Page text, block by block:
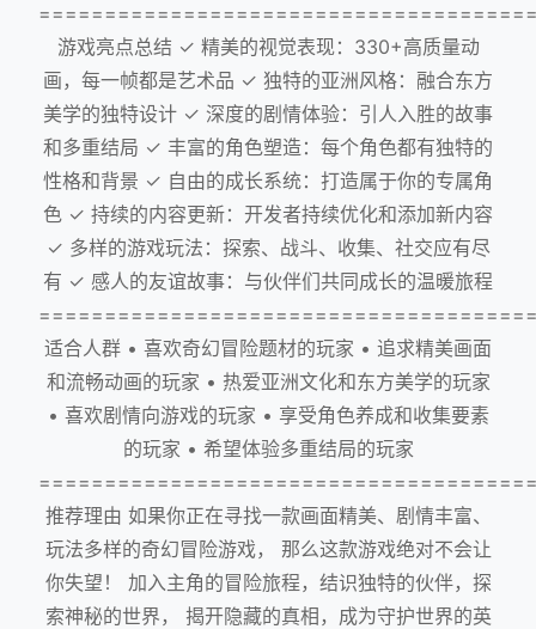
游戏亮点总结 ✓ 精美的视觉表现：330+高质量动
画，每一帧都是艺术品 ✓ 独特的亚洲风格：融合东方
美学的独特设计 ✓ 深度的剧情体验：引人入胜的故事
和多重结局 ✓ 丰富的角色塑造：每个角色都有独特的
性格和背景 ✓ 自由的成长系统：打造属于你的专属角
色 ✓ 持续的内容更新：开发者持续优化和添加新内容
✓ 多样的游戏玩法：探索、战斗、收集、社交应有尽
有 ✓ 感人的友谊故事：与伙伴们共同成长的温暖旅程
适合人群 • 喜欢奇幻冒险题材的玩家 • 追求精美画面
和流畅动画的玩家 • 热爱亚洲文化和东方美学的玩家
• 喜欢剧情向游戏的玩家 • 享受角色养成和收集要素
的玩家 • 希望体验多重结局的玩家
推荐理由 如果你正在寻找一款画面精美、剧情丰富、
玩法多样的奇幻冒险游戏， 那么这款游戏绝对不会让
你失望！ 加入主角的冒险旅程，结识独特的伙伴，探
索神秘的世界， 揭开隐藏的真相，成为守护世界的英